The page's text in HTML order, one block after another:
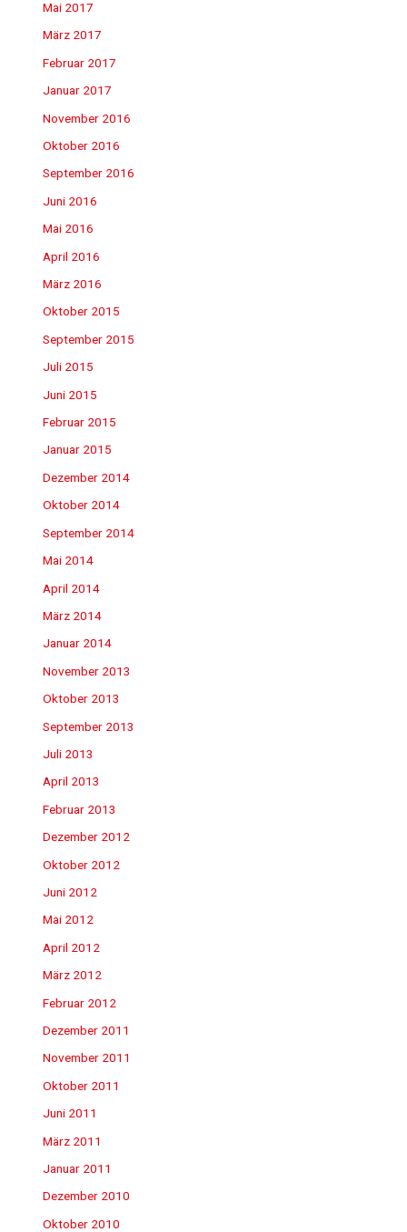
Mai 2017
März 2017
Februar 2017
Januar 2017
November 2016
Oktober 2016
September 2016
Juni 2016
Mai 2016
April 2016
März 2016
Oktober 2015
September 2015
Juli 2015
Juni 2015
Februar 2015
Januar 2015
Dezember 2014
Oktober 2014
September 2014
Mai 2014
April 2014
März 2014
Januar 2014
November 2013
Oktober 2013
September 2013
Juli 2013
April 2013
Februar 2013
Dezember 2012
Oktober 2012
Juni 2012
Mai 2012
April 2012
März 2012
Februar 2012
Dezember 2011
November 2011
Oktober 2011
Juni 2011
März 2011
Januar 2011
Dezember 2010
Oktober 2010